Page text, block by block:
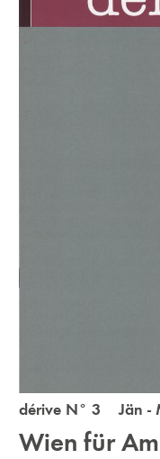
dérive N° 3 Jän -
Wien für